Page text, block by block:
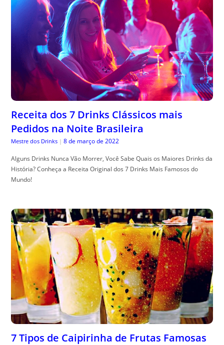
Receita dos 7 Drinks Clássicos mais
Pedidos na Noite Brasileira
Mestre dos Drinks | 8 de março de 2022
Alguns Drinks Nunca Vão Morrer, Você Sabe Quais os Maiores Drinks da
História? Conheça a Receita Original dos 7 Drinks Mais Famosos do
Mundo!
7 Tipos de Caipirinha de Frutas Famosas